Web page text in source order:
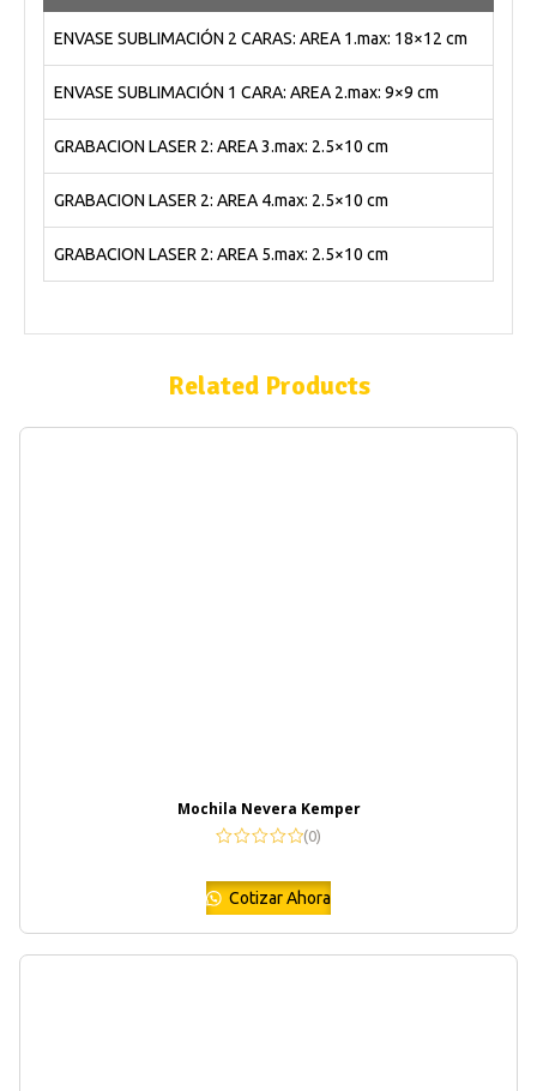
ENVASE SUBLIMACIÓN 2 CARAS: AREA 1.max: 18×12 cm
ENVASE SUBLIMACIÓN 1 CARA: AREA 2.max: 9×9 cm
GRABACION LASER 2: AREA 3.max: 2.5×10 cm
GRABACION LASER 2: AREA 4.max: 2.5×10 cm
GRABACION LASER 2: AREA 5.max: 2.5×10 cm
Related Products
Mochila Nevera Kemper
(0)
Cotizar Ahora